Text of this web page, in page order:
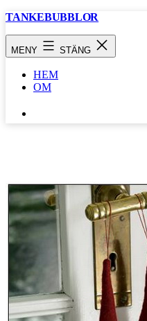
Hoppa
TANKEBUBBLOR
MENY STÄNG
HEM
OM
…